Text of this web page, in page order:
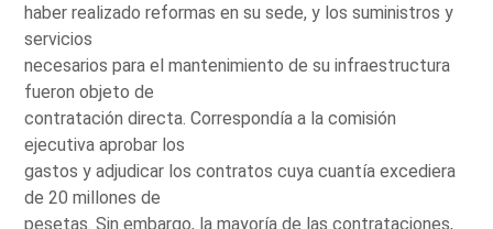
haber realizado reformas en su sede, y los suministros y
servicios
necesarios para el mantenimiento de su infraestructura
fueron objeto de
contratación directa. Correspondía a la comisión
ejecutiva aprobar los
gastos y adjudicar los contratos cuya cuantía excediera
de 20 millones de
pesetas. Sin embargo, la mayoría de las contrataciones,